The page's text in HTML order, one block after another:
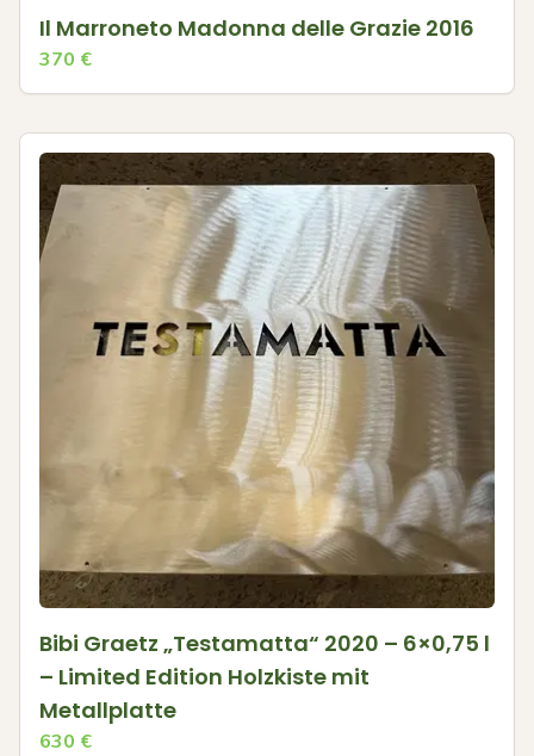
Il Marroneto Madonna delle Grazie 2016
370 €
Bibi Graetz „Testamatta“ 2020 – 6×0,75 l
– Limited Edition Holzkiste mit
Metallplatte
630 €